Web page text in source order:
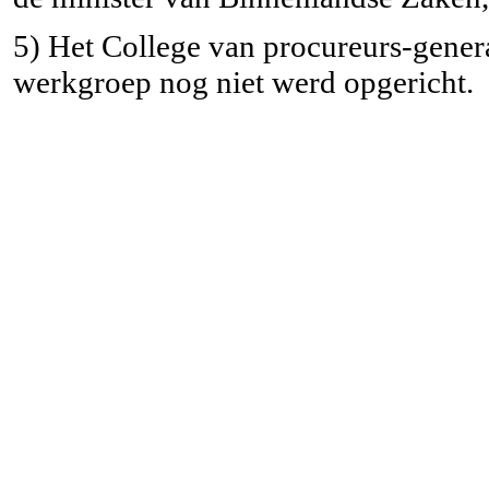
5) Het College van procureurs-
werkgroep nog niet werd opgericht.